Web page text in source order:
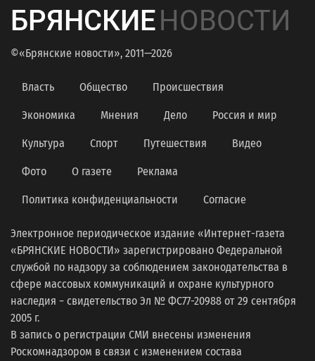
БРЯНСКИЕНОВОСТИ
©«Брянские новости», 2011—2026
Власть Общество Происшествия
Экономика Мнения Дело Россия и мир
Культура Спорт Путешествия Видео
Фото О газете Реклама
Политика конфиденциальности Согласие
Электронное периодическое издание «Интернет-газета
«БРЯНСКИЕ НОВОСТИ» зарегистрировано Федеральной
службой по надзору за соблюдением законодательства в
сфере массовых коммуникаций и охране культурного
наследия − свидетельство Эл № ФС77-20988 от 29 сентября
2005 г.
В запись о регистрации СМИ внесены изменения
Роскомнадзором в связи с изменением состава